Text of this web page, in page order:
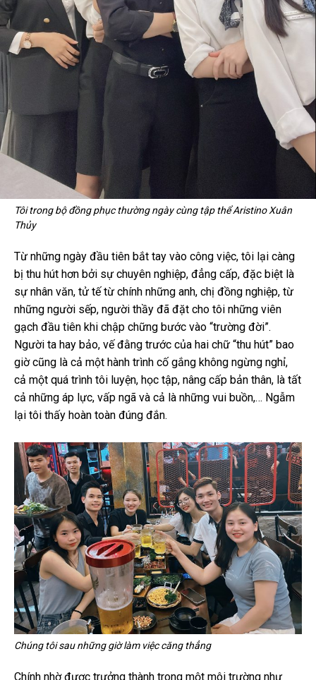
Tôi trong bộ đồng phục thường ngày cùng tập thể Aristino Xuân
Thủy
Từ những ngày đầu tiên bắt tay vào công việc, tôi lại càng
bị thu hút hơn bởi sự chuyên nghiệp, đẳng cấp, đặc biệt là
sự nhân văn, tử tế từ chính những anh, chị đồng nghiệp, từ
những người sếp, người thầy đã đặt cho tôi những viên
gạch đầu tiên khi chập chững bước vào “trường đời”.
Người ta hay bảo, vế đằng trước của hai chữ “thu hút” bao
giờ cũng là cả một hành trình cố gắng không ngừng nghỉ,
cả một quá trình tôi luyện, học tập, nâng cấp bản thân, là tất
cả những áp lực, vấp ngã và cả là những vui buồn,… Ngẫm
lại tôi thấy hoàn toàn đúng đắn.
Chúng tôi sau những giờ làm việc căng thẳng
Chính nhờ được trưởng thành trong một môi trường như